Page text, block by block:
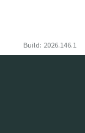
Build: 2026.146.1